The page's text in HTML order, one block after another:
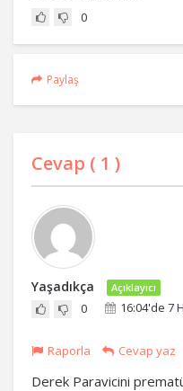
0
Paylaş
Cevap ( 1 )
Yaşadıkça Açıklayıcı
0 16:04'de 7
Raporla Cevap yaz
Derek Paravicini